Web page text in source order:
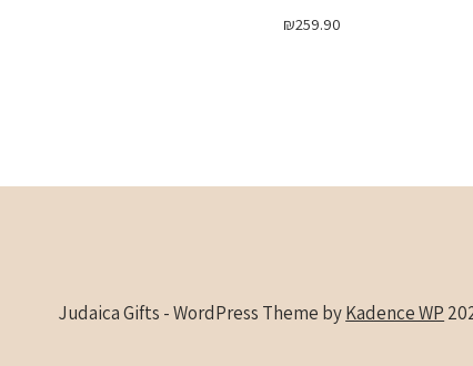
₪259.90
Kadence WP